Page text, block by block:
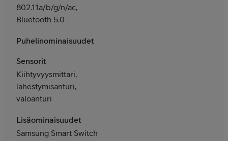
802.11a/b/g/n/ac,
Bluetooth 5.0
Puhelinominaisuudet
Sensorit
Kiihtyvyysmittari,
lähestymisanturi,
valoanturi
Lisäominaisuudet
Samsung Smart Switch